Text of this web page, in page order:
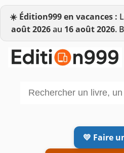
☀️ Édition999 en vacances :
août 2026au 16 août 2026.
💛 Faire